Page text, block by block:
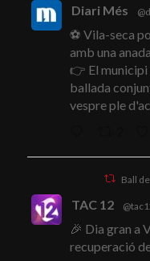
Diari Més
⚽ Vila-seca
amb una
👉 El municipi
ballada
vespre ple
Ball
TAC 12
🎉 Dia gran a
recuperació